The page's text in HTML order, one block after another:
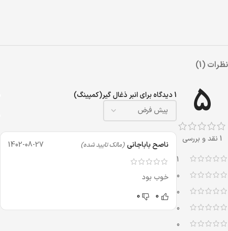
نظرات (1)
5
1 نقد و بررسی
1
0
0
0
0
1 دیدگاه برای انبر ذغال گیر(کمپینگ)
ناصح باباجانی (مالک تایید شده) 1402-08-27
خوب بود
0
0